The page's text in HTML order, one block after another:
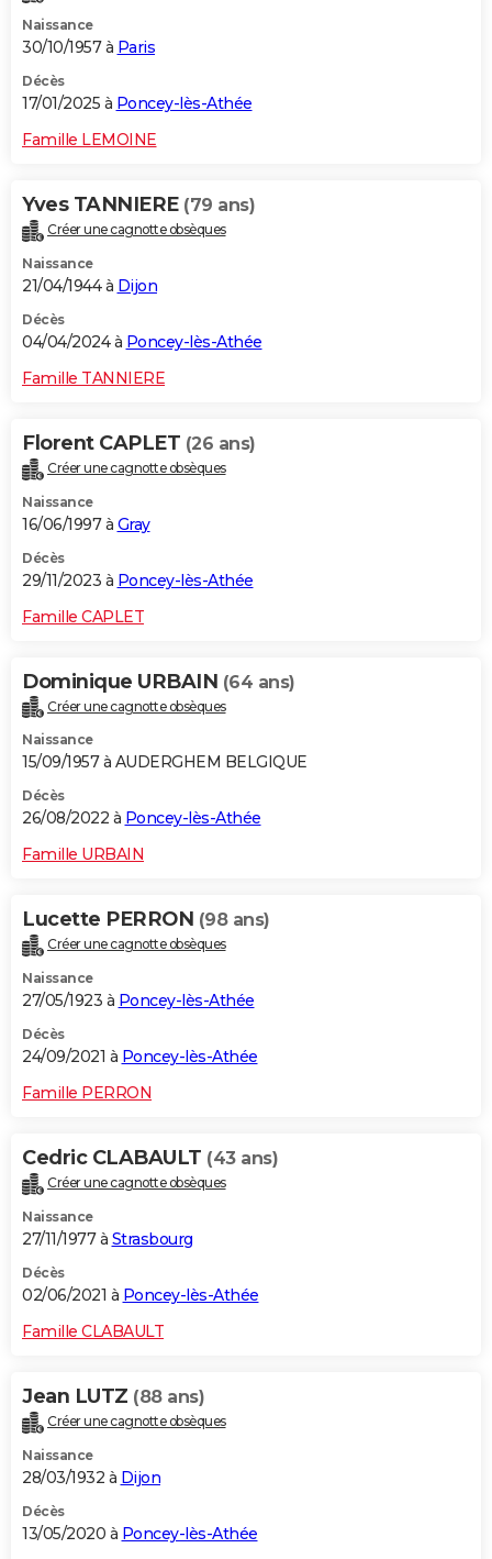
COPAINS D'AVANT
S'inscrire
Se connecter
Lycées
Collèges
Primaires
Universités
Entreprises
Service militaire
Avis de recherche
AVIS DE DÉCÈS
Naissance
30/10/1957 à Paris
Décès
17/01/2025 à Poncey-lès-Athée
Famille LEMOINE
Yves TANNIERE (79 ans)
Créer une cagnotte obsèques
Naissance
21/04/1944 à Dijon
Décès
04/04/2024 à Poncey-lès-Athée
Famille TANNIERE
Florent CAPLET (26 ans)
Créer une cagnotte obsèques
Naissance
16/06/1997 à Gray
Décès
29/11/2023 à Poncey-lès-Athée
Famille CAPLET
Dominique URBAIN (64 ans)
Créer une cagnotte obsèques
Naissance
15/09/1957 à AUDERGHEM BELGIQUE
Décès
26/08/2022 à Poncey-lès-Athée
Famille URBAIN
Lucette PERRON (98 ans)
Créer une cagnotte obsèques
Naissance
27/05/1923 à Poncey-lès-Athée
Décès
24/09/2021 à Poncey-lès-Athée
Famille PERRON
Cedric CLABAULT (43 ans)
Créer une cagnotte obsèques
Naissance
27/11/1977 à Strasbourg
Décès
02/06/2021 à Poncey-lès-Athée
Famille CLABAULT
Jean LUTZ (88 ans)
Créer une cagnotte obsèques
Naissance
28/03/1932 à Dijon
Décès
13/05/2020 à Poncey-lès-Athée